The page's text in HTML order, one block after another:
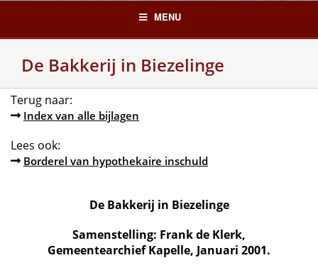
content
MENU
De Bakkerij in Biezelinge
Terug naar:
Index van alle bijlagen
Lees ook:
Borderel van hypothekaire inschuld
De Bakkerij in Biezelinge
Samenstelling: Frank de Klerk,
Gemeentearchief Kapelle, Januari 2001.